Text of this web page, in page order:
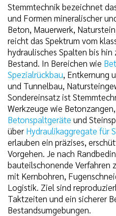
Stemmtechnik bezeichnet
und Formen mineralischer
Beton, Mauerwerk,
reicht das Spektrum vom
hydraulisches Spalten bis
Bestand. In Bereichen wie
Spezialrückbau, Entkernung
und Tunnelbau,
Sondereinsatz ist
Werkzeuge wie Betonzangen,
Betonspaltgeräte und
über Hydraulikaggregate für
erlauben ein präzises,
Vorgehen. Je nach
bauteilschonende Verfahren
mit Kernbohren,
Logistik. Ziel sind
Taktzeiten und ein sicherer
Bestandsumgebungen.